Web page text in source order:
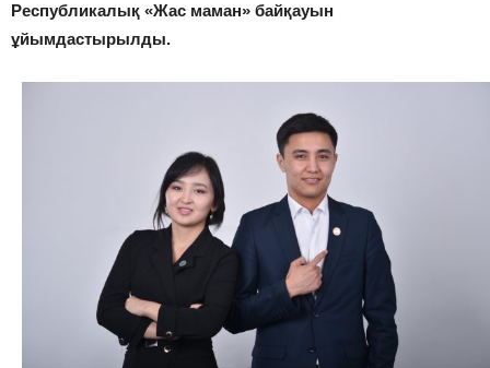
Республикалық «Жас маман» байқауын
ұйымдастырылды.